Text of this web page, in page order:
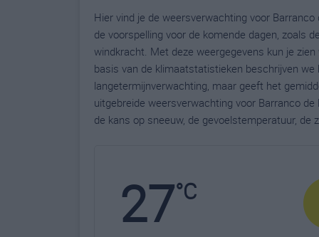
Hier vind je de weersverwachting voor
de voorspelling voor de komende dagen, zoals
windkracht. Met deze weergegevens kun je
basis van de klimaatstatistieken beschrijven
langetermijnverwachting, maar geeft het
uitgebreide weersverwachting voor Barranco
de kans op sneeuw, de gevoelstemperatuur, de
27°C